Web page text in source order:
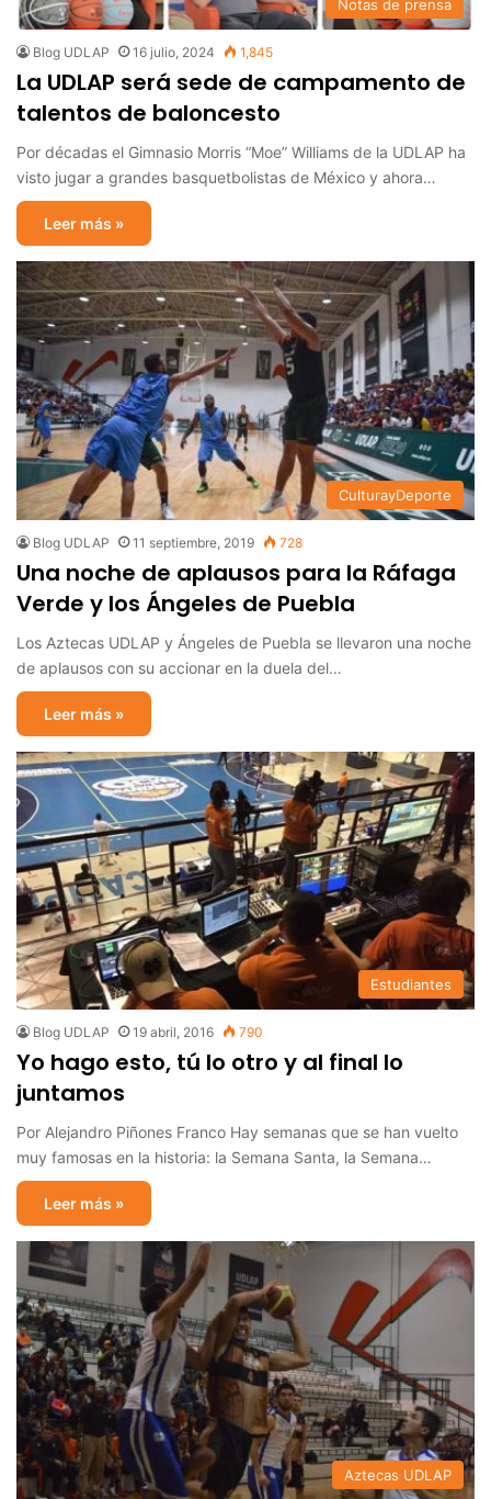
Notas de prensa
Blog UDLAP 16 julio, 2024 1,845
La UDLAP será sede de campamento de
talentos de baloncesto
Por décadas el Gimnasio Morris “Moe” Williams de la UDLAP ha
visto jugar a grandes basquetbolistas de México y ahora…
Leer más »
CulturayDeporte
Blog UDLAP 11 septiembre, 2019 728
Una noche de aplausos para la Ráfaga
Verde y los Ángeles de Puebla
Los Aztecas UDLAP y Ángeles de Puebla se llevaron una noche
de aplausos con su accionar en la duela del…
Leer más »
Estudiantes
Blog UDLAP 19 abril, 2016 790
Yo hago esto, tú lo otro y al final lo
juntamos
Por Alejandro Piñones Franco Hay semanas que se han vuelto
muy famosas en la historia: la Semana Santa, la Semana…
Leer más »
Aztecas UDLAP